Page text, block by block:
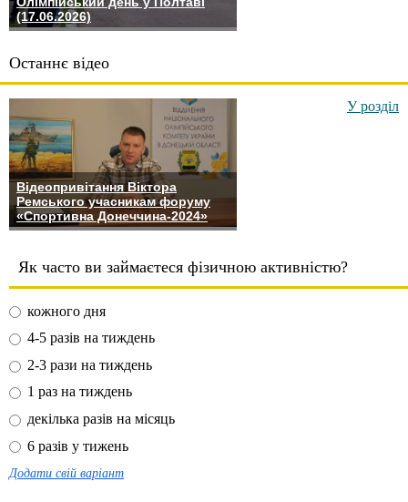
(17.06.2026)
Останнє відео
Відеопривітання Віктора
Ремського учасникам форуму
«Спортивна Донеччина-2024»
У розділ
Як часто ви займаєтеся фізичною активністю?
кожного дня
4-5 разів на тиждень
2-3 рази на тиждень
1 раз на тиждень
декілька разів на місяць
6 разів у тижень
Додати свій варіант